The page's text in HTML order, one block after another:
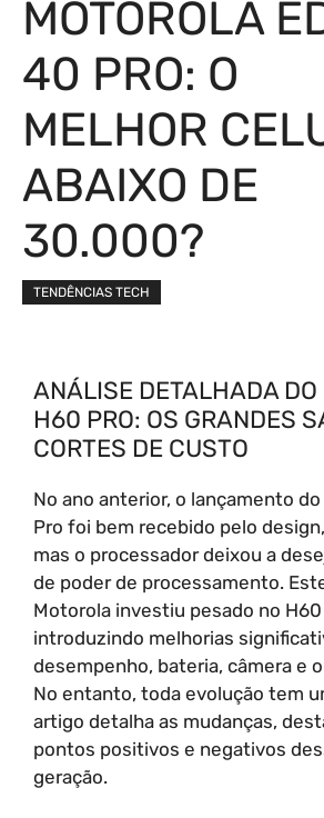
MOTOROLA
40 PRO: O
MELHOR
ABAIXO DE
30.000?
TENDÊNCIAS TECH
ANÁLISE DETALHADA DO
H60 PRO: OS GRANDES
CORTES DE CUSTO
No ano anterior, o lançamento
Pro foi bem recebido pelo
mas o processador deixou a
de poder de processamento.
Motorola investiu pesado no H60
introduzindo melhorias
desempenho, bateria, câmera e
No entanto, toda evolução tem
artigo detalha as mudanças,
pontos positivos e negativos
geração.